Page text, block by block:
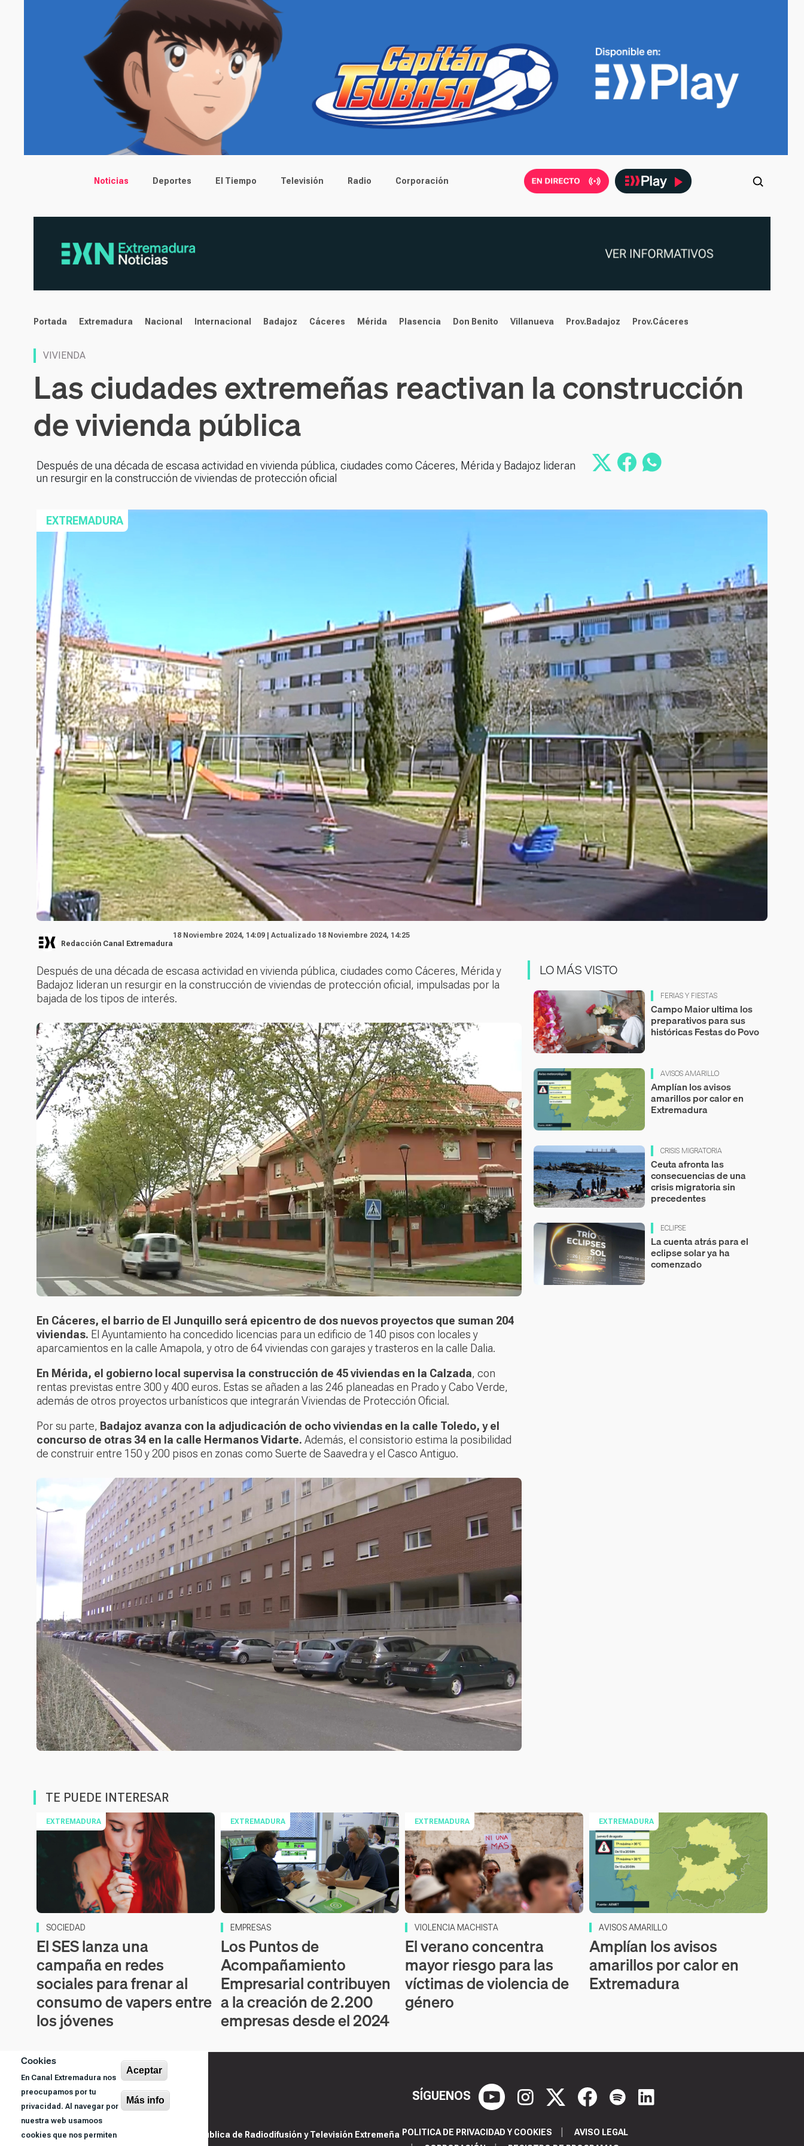
Cookies
En Canal Extremadura nos
preocupamos por tu
privacidad. Al navegar por
nuestra web usamoos
cookies que nos permiten
Aceptar
Más info
Main menu
Noticias Deportes El Tiempo Televisión Radio Corporación
noticias
Portada Extremadura Nacional Internacional Badajoz Cáceres Mérida Plasencia Don Benito Villanueva Prov.Badajoz Prov.Cáceres
VIVIENDA
Las ciudades extremeñas reactivan la construcción
de vivienda pública
Después de una década de escasa actividad en vivienda pública, ciudades como Cáceres, Mérida y Badajoz lideran
un resurgir en la construcción de viviendas de protección oficial
EXTREMADURA
Redacción Canal Extremadura
18 Noviembre 2024, 14:09 | Actualizado 18 Noviembre 2024, 14:25
Después de una década de escasa actividad en vivienda pública, ciudades como Cáceres, Mérida y
Badajoz lideran un resurgir en la construcción de viviendas de protección oficial, impulsadas por la
bajada de los tipos de interés.
En Cáceres, el barrio de El Junquillo será epicentro de dos nuevos proyectos que suman 204
viviendas. El Ayuntamiento ha concedido licencias para un edificio de 140 pisos con locales y
aparcamientos en la calle Amapola, y otro de 64 viviendas con garajes y trasteros en la calle Dalia.
En Mérida, el gobierno local supervisa la construcción de 45 viviendas en la Calzada, con
rentas previstas entre 300 y 400 euros. Estas se añaden a las 246 planeadas en Prado y Cabo Verde,
además de otros proyectos urbanísticos que integrarán Viviendas de Protección Oficial.
Por su parte, Badajoz avanza con la adjudicación de ocho viviendas en la calle Toledo, y el
concurso de otras 34 en la calle Hermanos Vidarte. Además, el consistorio estima la posibilidad
de construir entre 150 y 200 pisos en zonas como Suerte de Saavedra y el Casco Antiguo.
LO MÁS VISTO
FERIAS Y FIESTAS
Campo Maior ultima los
preparativos para sus
históricas Festas do Povo
AVISOS AMARILLO
Amplían los avisos
amarillos por calor en
Extremadura
CRISIS MIGRATORIA
Ceuta afronta las
consecuencias de una
crisis migratoria sin
precedentes
ECLIPSE
La cuenta atrás para el
eclipse solar ya ha
comenzado
TE PUEDE INTERESAR
EXTREMADURA
SOCIEDAD
El SES lanza una
campaña en redes
sociales para frenar al
consumo de vapers entre
los jóvenes
EXTREMADURA
EMPRESAS
Los Puntos de
Acompañamiento
Empresarial contribuyen
a la creación de 2.200
empresas desde el 2024
EXTREMADURA
VIOLENCIA MACHISTA
El verano concentra
mayor riesgo para las
víctimas de violencia de
género
EXTREMADURA
AVISOS AMARILLO
Amplían los avisos
amarillos por calor en
Extremadura
SÍGUENOS
@ Sociedad Pública de Radiodifusión y Televisión Extremeña POLITICA DE PRIVACIDAD Y COOKIES
AVISO LEGAL